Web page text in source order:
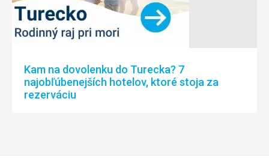
Kam na dovolenku do Turecka? 7
najobľúbenejších hotelov, ktoré stoja za
rezerváciu